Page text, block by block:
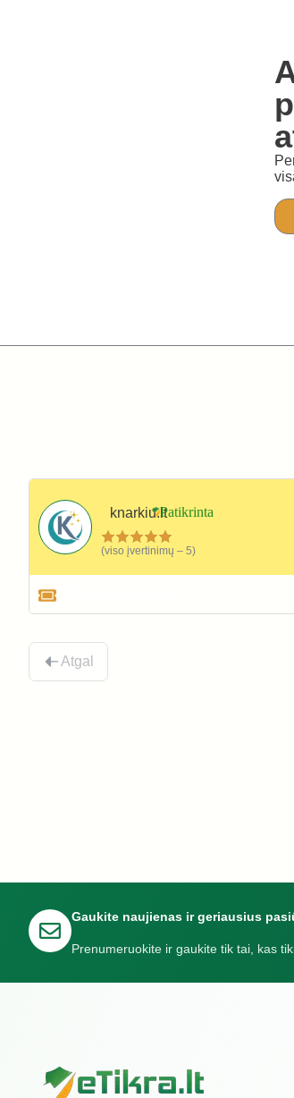
knarkiu.lt
(viso įvertinimų – 5)
Atgal
Gaukite naujienas ir geriausius
Prenumeruokite ir gaukite tik tai, kas